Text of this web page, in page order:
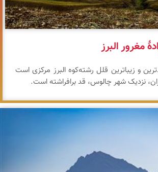
مغرور البرز
و زیباترین قلل رشته‌کوه البرز مرکزی است
نزدیک شهر چالوس، قد برافراشته است.